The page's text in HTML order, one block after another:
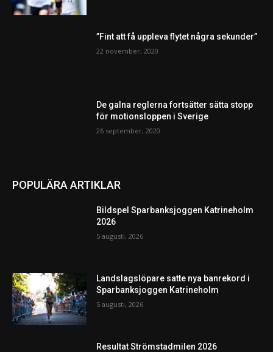
”Fint att få uppleva flytet några sekunder”
22 november, 2020
De galna reglerna fortsätter sätta stopp
för motionsloppen i Sverige
26 september, 2020
POPULÄRA ARTIKLAR
Bildspel Sparbanksjoggen Katrineholm
2026
5 augusti, 2026
Landslagslöpare satte nya banrekord i
Sparbanksjoggen Katrineholm
5 augusti, 2026
Resultat Strömstadmilen 2026